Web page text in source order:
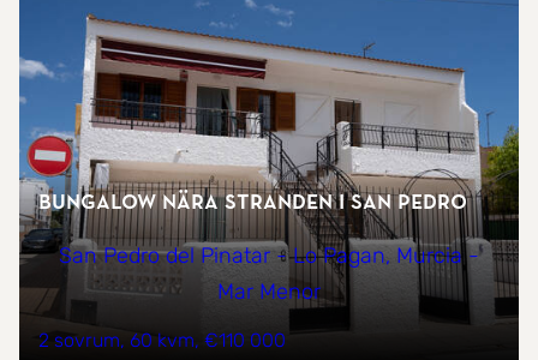
Bungalow nära stranden i San Pedro
San Pedro del Pinatar - Lo Pagan, Murcia -
Mar Menor
2 sovrum 60 kvm €110 000